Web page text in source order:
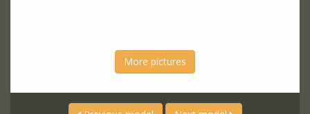
More pictures